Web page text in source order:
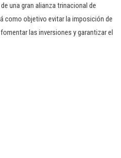
una gran alianza trinacional de
como objetivo evitar la imposición de
las inversiones y garantizar el